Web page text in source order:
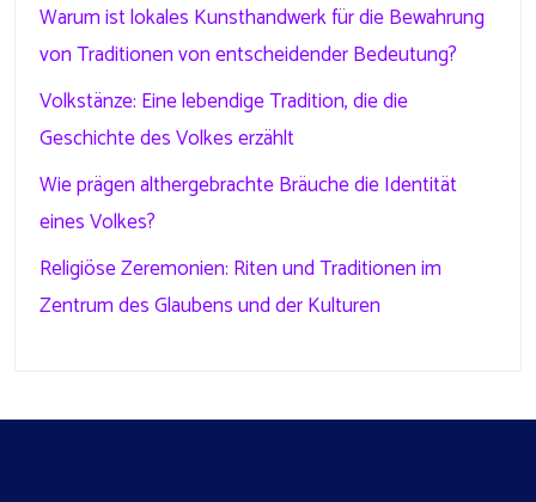
Warum ist lokales Kunsthandwerk für die Bewahrung
von Traditionen von entscheidender Bedeutung?
Volkstänze: Eine lebendige Tradition, die die
Geschichte des Volkes erzählt
Wie prägen althergebrachte Bräuche die Identität
eines Volkes?
Religiöse Zeremonien: Riten und Traditionen im
Zentrum des Glaubens und der Kulturen